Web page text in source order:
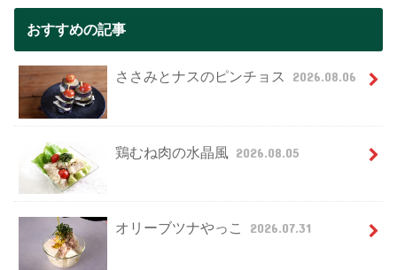
おすすめの記事
ささみとナスのピンチョス 2026.08.06
鶏むね肉の水晶風 2026.08.05
オリーブツナやっこ 2026.07.31